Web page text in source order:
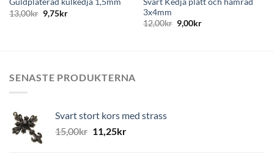
13,00kr 9,75kr
3x4mm
12,00kr 9,00kr
SENASTE PRODUKTERNA
Svart stort kors med strass
15,00kr 11,25kr